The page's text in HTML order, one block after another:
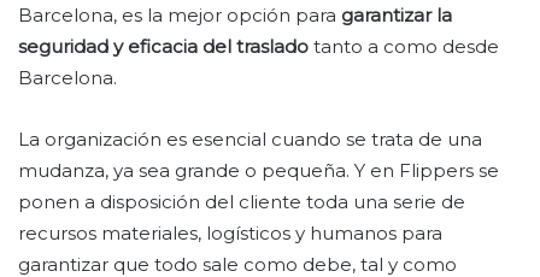
Barcelona, es la mejor opción para garantizar la
seguridad y eficacia del traslado tanto a como desde
Barcelona.
La organización es esencial cuando se trata de una
mudanza, ya sea grande o pequeña. Y en Flippers se
ponen a disposición del cliente toda una serie de
recursos materiales, logísticos y humanos para
garantizar que todo sale como debe, tal y como